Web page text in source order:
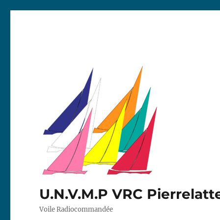
U.N.V.M.P VRC
Voile Radiocommandée